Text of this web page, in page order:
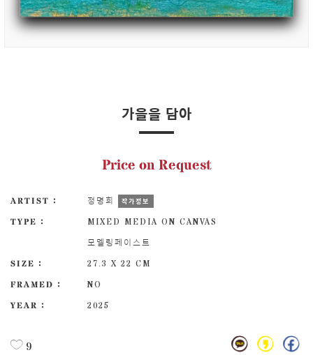
가을을 담아
Price on Request
ARTIST : 정명희 작가정보
TYPE :
MIXED MEDIA ON CANVAS
모델링페이스트
SIZE :
27.3 X 22 CM
FRAMED :
NO
YEAR :
2025
9